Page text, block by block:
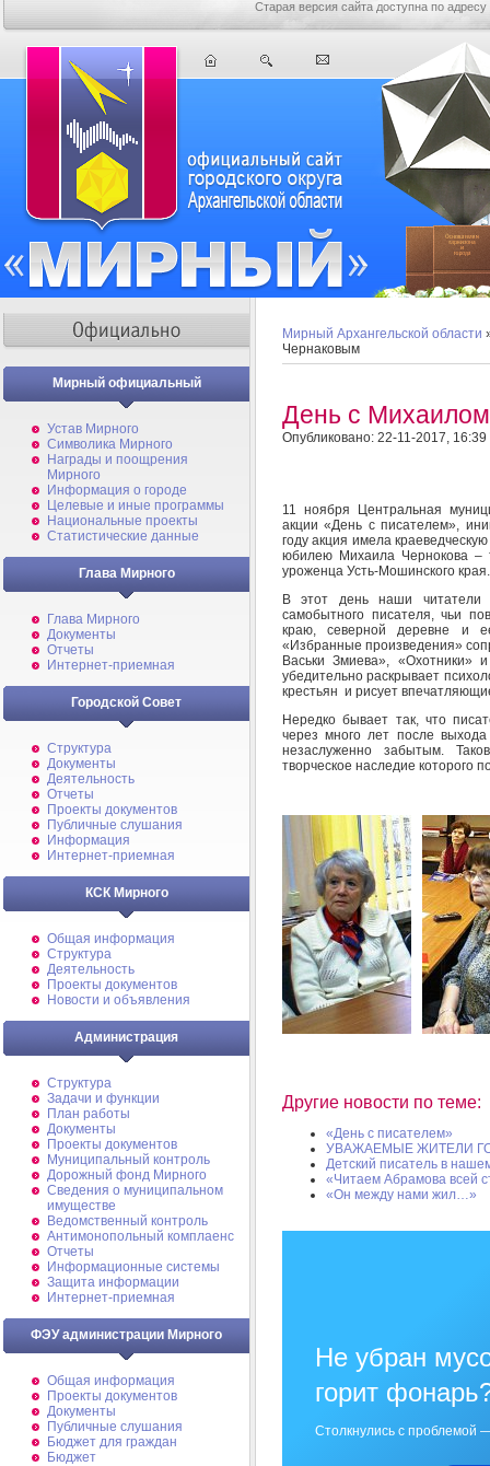
Старая версия сайта доступна по адресу
Мирный официальный
Устав Мирного
Символика Мирного
Награды и поощрения
Мирного
Информация о городе
Целевые и иные программы
Национальные проекты
Статистические данные
Глава Мирного
Глава Мирного
Документы
Отчеты
Интернет-приемная
Городской Совет
Структура
Документы
Деятельность
Отчеты
Проекты документов
Публичные слушания
Информация
Интернет-приемная
КСК Мирного
Общая информация
Структура
Деятельность
Проекты документов
Новости и объявления
Администрация
Структура
Задачи и функции
План работы
Документы
Проекты документов
Муниципальный контроль
Дорожный фонд Мирного
Cведения о муниципальном
имуществе
Ведомственный контроль
Антимонопольный комплаенс
Отчеты
Информационные системы
Защита информации
Интернет-приемная
ФЭУ администрации Мирного
Общая информация
Проекты документов
Документы
Публичные слушания
Бюджет для граждан
Бюджет
Мирный Архангельской области
Чернаковым
День с
Опубликовано: 22-11-2017, 16:39
11 ноября Центральная
акции «День с писателем»,
году акция имела
юбилею Михаила Чернокова –
уроженца Усть-Мошинского края.
В этот день наши читатели
самобытного писателя, чьи
краю, северной деревне и
«Избранные произведения»
Васьки Змиева», «Охотники»
убедительно раскрывает
крестьян и рисует
Нередко бывает так, что
через много лет после
незаслуженно забытым.
творческое наследие которого
Другие новости по теме:
«День с писателем»
УВАЖАЕМЫЕ ЖИТЕЛИ
Детский писатель в
«Читаем Абрамова всей
«Он между нами жил…»
Не убран
горит
Столкнулись с проблемой